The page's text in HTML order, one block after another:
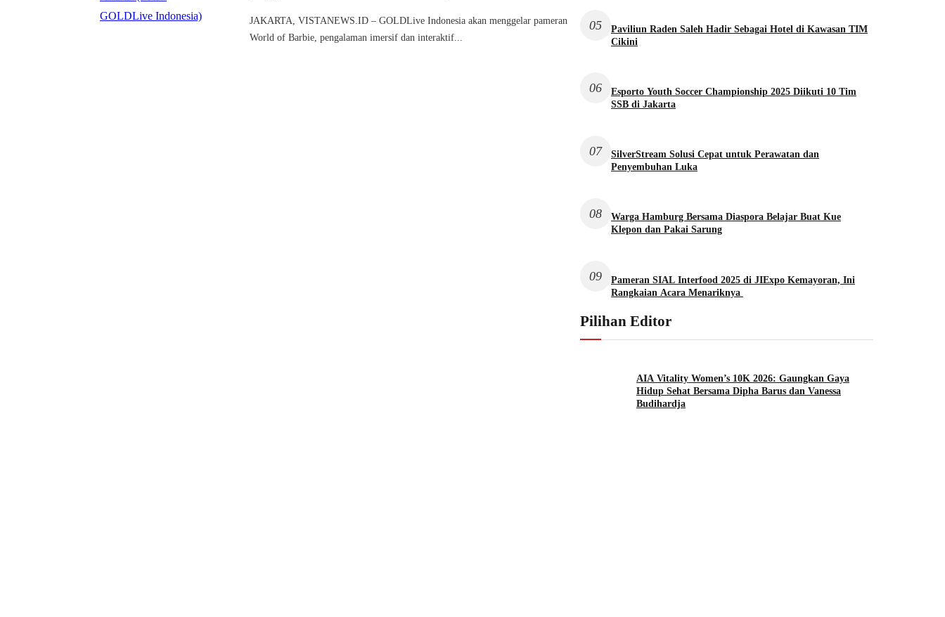
JAKARTA, VISTANEWS.ID – GOLDLive Indonesia akan menggelar pameran
World of Barbie, pengalaman imersif dan interaktif...
05
Paviliun Raden Saleh Hadir Sebagai Hotel di Kawasan TIM
Cikini
06
Esporto Youth Soccer Championship 2025 Diikuti 10 Tim
SSB di Jakarta
07
SilverStream Solusi Cepat untuk Perawatan dan
Penyembuhan Luka
08
Warga Hamburg Bersama Diaspora Belajar Buat Kue
Klepon dan Pakai Sarung
09
Pameran SIAL Interfood 2025 di JIExpo Kemayoran, Ini
Rangkaian Acara Menariknya
Pilihan Editor
AIA Vitality Women’s 10K 2026: Gaungkan Gaya
Hidup Sehat Bersama Dipha Barus dan Vanessa
Budihardja